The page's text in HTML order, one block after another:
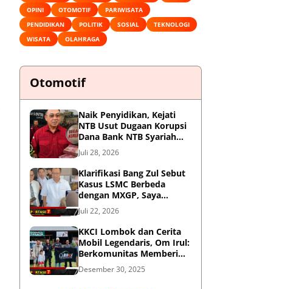
OPINI
OTOMOTIF
PARIWISATA
PENDIDIKAN
POLITIK SOSIAL
TEKNOLOGI
WISATA
OLAHRAGA
Otomotif
Naik Penyidikan, Kejati
NTB Usut Dugaan Korupsi
Dana Bank NTB Syariah
untuk MXGP 2023
Juli 28, 2026
Klarifikasi Bang Zul Sebut
Kasus LSMC Berbeda
dengan MXGP, Saya
Dipanggil Sebagai Saksi
Juli 22, 2026
KKCI Lombok dan Cerita
Mobil Legendaris, Om Irul:
Berkomunitas Memberi
Manfaat dan Membangun
Imej Positif
Desember 30, 2025